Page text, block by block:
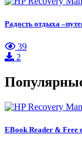
Радость отдыха
39
2
EBook Reader & Free